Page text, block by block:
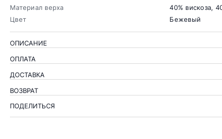
Материал верха
40% вискоза,
Цвет
Бежевый
ОПИСАНИЕ
ОПЛАТА
ДОСТАВКА
ВОЗВРАТ
ПОДЕЛИТЬСЯ